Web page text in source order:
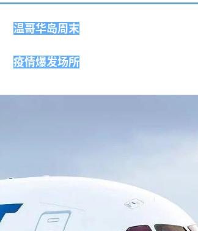
温哥华岛周末
疫情爆发场所